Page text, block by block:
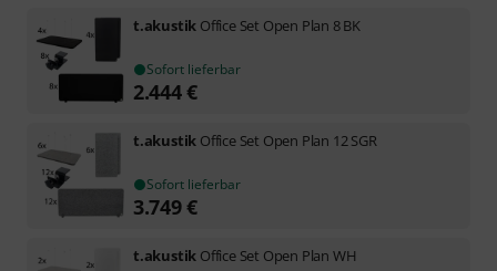
t.akustik Office Set Open Plan 8 BK
Sofort lieferbar
2.444€
t.akustik Office Set Open Plan 12 SGR
Sofort lieferbar
3.749€
t.akustik Office Set Open Plan WH